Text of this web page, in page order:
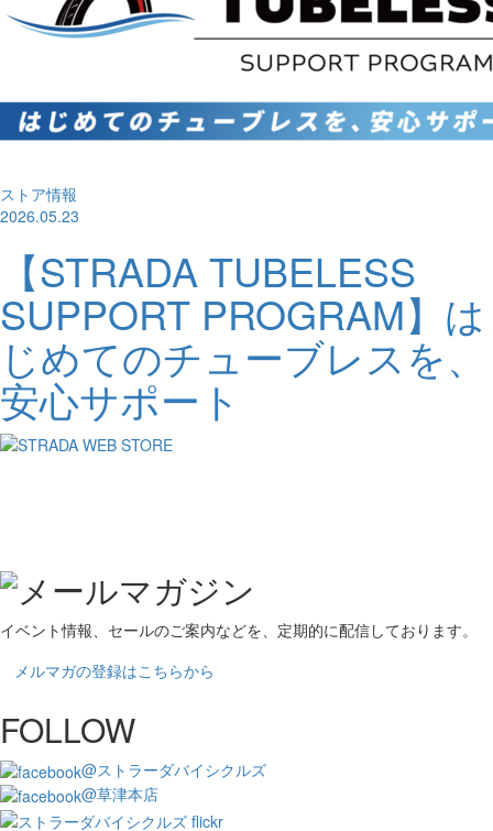
ストア情報
2026.05.23
【STRADA TUBELESS
SUPPORT PROGRAM】は
じめてのチューブレスを、
安心サポート
イベント情報、セールのご案内などを、定期的に配信しております。
メルマガの登録はこちらから
FOLLOW
@ストラーダバイシクルズ
@草津本店